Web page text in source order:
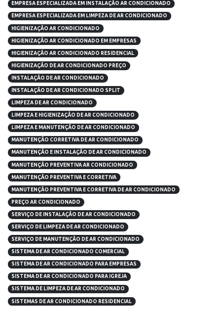
EMPRESA ESPECIALIZADA EM INSTALAÇÃO AR CONDICIONADO
EMPRESA ESPECIALIZADA EM LIMPEZA DE AR CONDICIONADO
HIGIENIZAÇÃO AR CONDICIONADO
HIGIENIZAÇÃO AR CONDICIONADO EM EMPRESAS
HIGIENIZAÇÃO AR CONDICIONADO RESIDENCIAL
HIGIENIZAÇÃO DE AR CONDICIONADO PREÇO
INSTALAÇÃO DE AR CONDICIONADO
INSTALAÇÃO DE AR CONDICIONADO SPLIT
LIMPEZA DE AR CONDICIONADO
LIMPEZA E HIGIENIZAÇÃO DE AR CONDICIONADO
LIMPEZA E MANUTENÇÃO DE AR CONDICIONADO
MANUTENÇÃO CORRETIVA DE AR CONDICIONADO
MANUTENÇÃO E INSTALAÇÃO DE AR CONDICIONADO
MANUTENÇÃO PREVENTIVA AR CONDICIONADO
MANUTENÇÃO PREVENTIVA E CORRETIVA
MANUTENÇÃO PREVENTIVA E CORRETIVA DE AR CONDICIONADO
PREÇO AR CONDICIONADO
SERVIÇO DE INSTALAÇÃO DE AR CONDICIONADO
SERVIÇO DE LIMPEZA DE AR CONDICIONADO
SERVIÇO DE MANUTENÇÃO DE AR CONDICIONADO
SISTEMA DE AR CONDICIONADO COMERCIAL
SISTEMA DE AR CONDICIONADO PARA EMPRESAS
SISTEMA DE AR CONDICIONADO PARA IGREJA
SISTEMA DE LIMPEZA DE AR CONDICIONADO
SISTEMAS DE AR CONDICIONADO RESIDENCIAL